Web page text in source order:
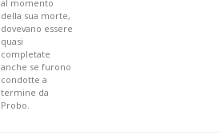
al momento
della sua morte,
dovevano essere
quasi
completate
anche se furono
condotte a
termine da
Probo.